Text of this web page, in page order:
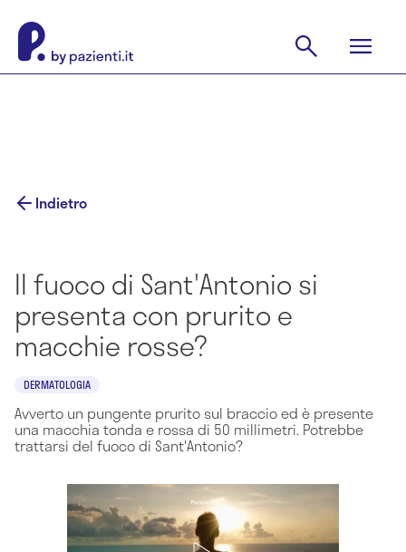
Indietro
Il fuoco di Sant'Antonio si
presenta con prurito e
macchie rosse?
DERMATOLOGIA
Avverto un pungente prurito sul braccio ed è presente
una macchia tonda e rossa di 50 millimetri. Potrebbe
trattarsi del fuoco di Sant'Antonio?